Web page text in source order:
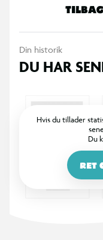
Din historik
DU HAR
Hvis du tillader
Du
RET